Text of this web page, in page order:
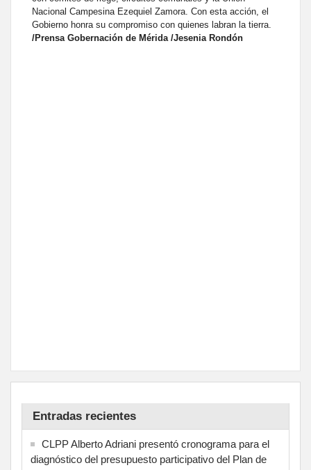
Nacional Campesina Ezequiel Zamora. Con esta acción, el
Gobierno honra su compromiso con quienes labran la tierra.
/Prensa Gobernación de Mérida /Jesenia Rondón
Entradas recientes
CLPP Alberto Adriani presentó cronograma para el
diagnóstico del presupuesto participativo del Plan de